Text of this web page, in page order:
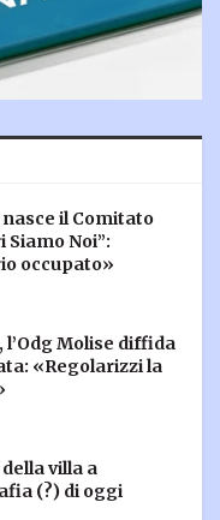
il Comitato
Siamo Noi”:
occupato»
l’Odg Molise diffida
«Regolarizzi la
villa a
(?) di oggi